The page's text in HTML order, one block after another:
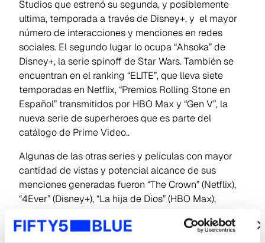
Studios que estrenó su segunda, y posiblemente
ultima, temporada a través de Disney+, y el mayor
número de interacciones y menciones en redes
sociales. El segundo lugar lo ocupa “Ahsoka” de
Disney+, la serie spinoff de Star Wars. También se
encuentran en el ranking “ELITE”, que lleva siete
temporadas en Netflix, “Premios Rolling Stone en
Español” transmitidos por HBO Max y “Gen V”, la
nueva serie de superheroes que es parte del
catálogo de Prime Video..
Algunas de las otras series y películas con mayor
cantidad de vistas y potencial alcance de sus
menciones generadas fueron “The Crown” (Netflix),
“4Ever” (Disney+), “La hija de Dios” (HBO Max),
“Beckham” (Netflix), “Lupin” (Netflix), “30 Monedas”
(HBO Max), “La caida de la casa Usher” (Netflix),